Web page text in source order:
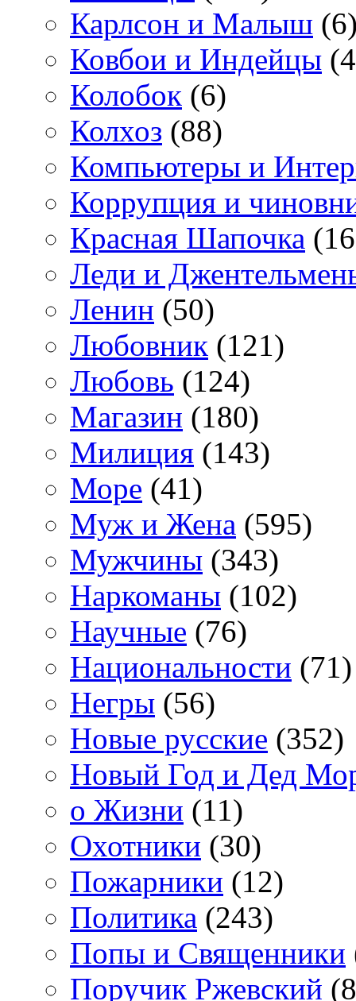
Карлсон и Малыш
Ковбои и Индейцы
Колобок (6)
Колхоз (88)
Компьютеры и
Коррупция и
Красная Шапочка
Леди и
Ленин (50)
Любовник (121)
Любовь (124)
Магазин (180)
Милиция (143)
Море (41)
Муж и Жена (595)
Мужчины (343)
Наркоманы (102)
Научные (76)
Национальности (71)
Негры (56)
Новые русские (352)
Новый Год и Дед
о Жизни (11)
Охотники (30)
Пожарники (12)
Политика (243)
Попы и Священники
Поручик Ржевский